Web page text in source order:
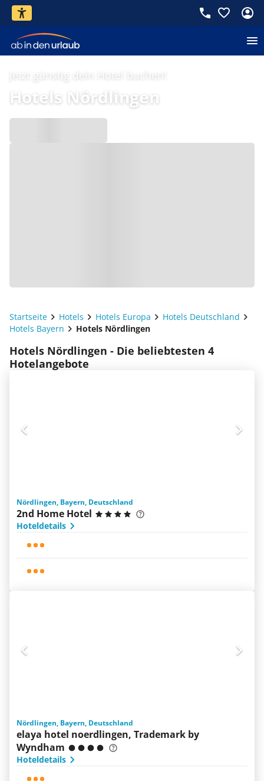
Jetzt günstig dein Hotel buchen!
Hotels Nördlingen
Startseite Hotels Hotels Europa
Hotels Deutschland
Hotels Bayern
Hotels Nördlingen
Hotels Nördlingen - Die beliebtesten 4
Hotelangebote
Nördlingen, Bayern, Deutschland
2nd Home Hotel
Hoteldetails
Nördlingen, Bayern, Deutschland
elaya hotel noerdlingen, Trademark by
Wyndham
Hoteldetails